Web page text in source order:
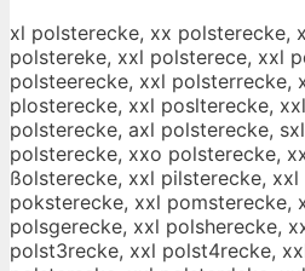
xl polsterecke, xx polsterecke,
polstereke, xxl polsterece, xxl
polsteerecke, xxl polsterrecke,
plosterecke, xxl poslterecke,
polsterecke, axl polsterecke,
polsterecke, xxo polsterecke,
ßolsterecke, xxl pilsterecke,
poksterecke, xxl
polsgerecke, xxl polsherecke,
polst3recke, xxl polst4recke,